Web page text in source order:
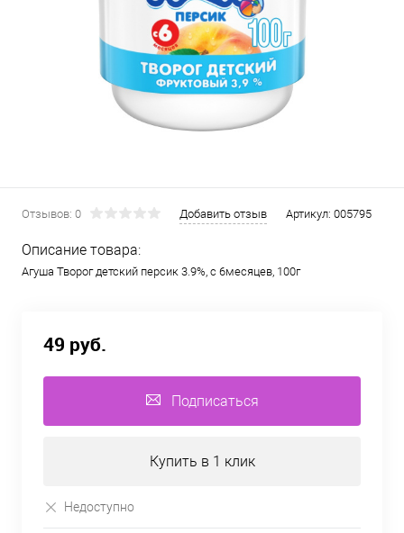
Отзывов: 0 Добавить отзыв Артикул: 005795
Описание товара:
Агуша Творог детский персик 3.9%, с 6месяцев, 100г
49 руб.
Подписаться
Купить в 1 клик
Недоступно